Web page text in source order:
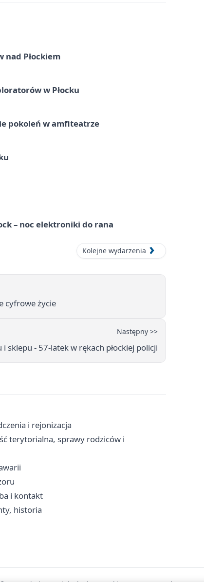
nad Płockiem
w Płocku
pokoleń w amfiteatrze
– noc elektroniki do rana
Kolejne wydarzenia
cyfrowe życie
Następny >>
i sklepu - 57-latek w rękach płockiej policji
i rejonizacja
terytorialna, sprawy rodziców i
i kontakt
historia